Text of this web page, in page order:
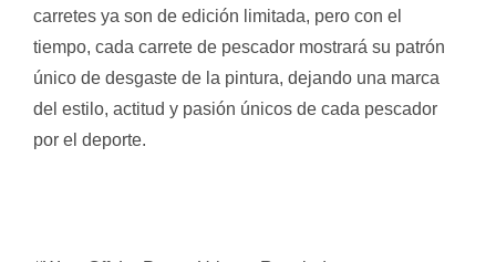
carretes ya son de edición limitada, pero con el
tiempo, cada carrete de pescador mostrará su patrón
único de desgaste de la pintura, dejando una marca
del estilo, actitud y pasión únicos de cada pescador
por el deporte.